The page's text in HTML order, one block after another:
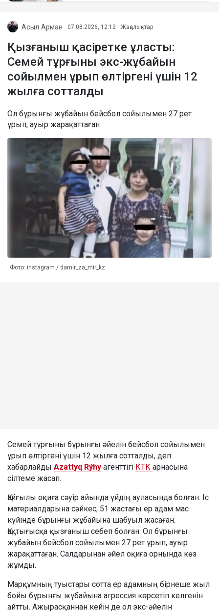
Асыл Арман 07.08.2026, 12:12 Жаңалықтар
Қызғаныш қасіретке ұласты:
Семей тұрғыны экс-жұбайын
сойылмен ұрып өлтіргені үшін 12
жылға сотталды
Ол бұрынғы жұбайын бейсбол сойылымен 27 рет
ұрып, ауыр жарақаттаған
Фото: instagram / damir_za_mir_kz
Семей тұрғыны бұрынғы әйелін бейсбол сойылымен
ұрып өлтіргені үшін 12 жылға сотталды, деп
хабарлайды Azattyq Rýhy агенттігі КТК арнасына
сілтеме жасап.
Қайғылы оқиға сәуір айында үйдің ауласында болған. Іс
материалдарына сәйкес, 51 жастағы ер адам мас
күйінде бұрынғы жұбайына шабуыл жасаған.
Қақтығысқа қызғаныш себеп болған. Ол бұрынғы
жұбайын бейсбол сойылымен 27 рет ұрып, ауыр
жарақаттаған. Салдарынан әйел оқиға орнында көз
жұмды.
Марқұмның туыстары сотта ер адамның бірнеше жыл
бойы бұрынғы жұбайына агрессия көрсетіп келгенін
айтты. Ажырасқаннан кейін де ол экс-әйелін